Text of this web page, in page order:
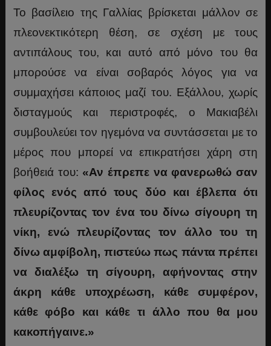
Το βασίλειο της Γαλλίας βρίσκεται μάλλον σε
πλεονεκτικότερη θέση, σε σχέση με τους
αντιπάλους του, και αυτό από μόνο του θα
μπορούσε να είναι σοβαρός λόγος για να
συμμαχήσει κάποιος μαζί του. Εξάλλου, χωρίς
δισταγμούς και περιστροφές, ο Μακιαβέλι
συμβουλεύει τον ηγεμόνα να συντάσσεται με το
μέρος που μπορεί να επικρατήσει χάρη στη
βοήθειά του: «Αν έπρεπε να φανερωθώ σαν
φίλος ενός από τους δύο και έβλεπα ότι
πλευρίζοντας τον ένα του δίνω σίγουρη τη
νίκη, ενώ πλευρίζοντας τον άλλο του τη
δίνω αμφίβολη, πιστεύω πως πάντα πρέπει
να διαλέξω τη σίγουρη, αφήνοντας στην
άκρη κάθε υποχρέωση, κάθε συμφέρον,
κάθε φόβο και κάθε τι άλλο που θα μου
κακοπήγαινε.»